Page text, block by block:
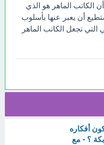
الكاتب الماهر هو الذي
أن يعبر عنها بأسلوب
تجعل الكاتب الماهر
أفكاره
؟ - مع